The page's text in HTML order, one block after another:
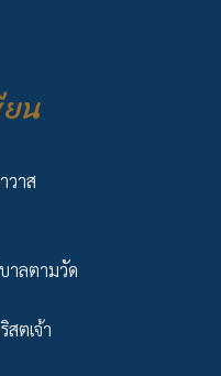
น
วาส
าลตามวัด
ตเจ้า